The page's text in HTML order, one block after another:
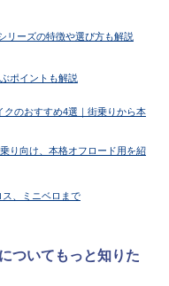
リーズの特徴や選び方も解説
ポイントも解説
クのおすすめ4選｜街乗りから本
り向け、本格オフロード用を紹
、ミニベロまで
ついてもっと知りた